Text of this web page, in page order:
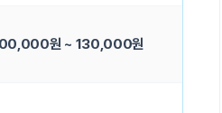
원 ~ 130,000원